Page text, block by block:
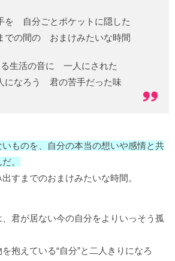
を 自分ごとポケットに隠した
での間の おまけみたいな時間
生活の音に 一人にされた
になろう 君の苦手だった味
ものを、自分の本当の想いや感情と共
。
すまでのおまけみたいな時間。
君が居ない今の自分をよりいっそう孤
抱えている“自分”と二人きりになろ